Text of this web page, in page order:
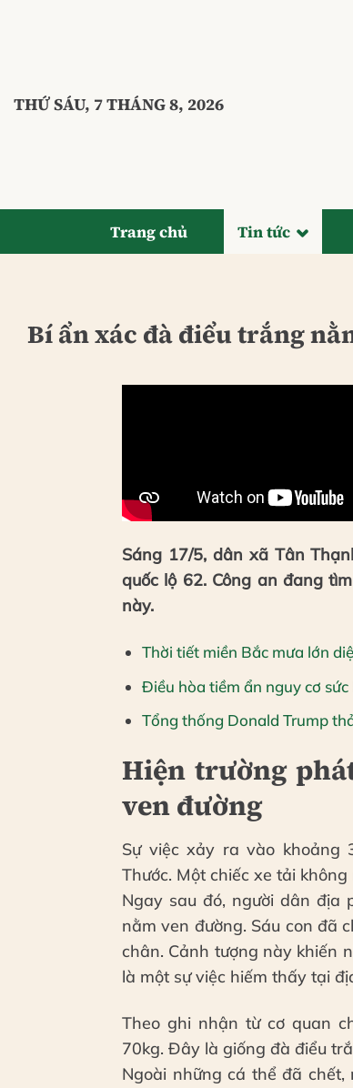
THỨ SÁU, 7 THÁNG 8, 2026
Trang chủ Tin tức
Bí ẩn xác đà điểu trắng
Sáng 17/5, dân xã Tân
quốc lộ 62. Công an đang
này.
Thời tiết miền Bắc mưa lớn
Điều hòa tiềm ẩn nguy cơ
Tổng thống Donald Trump
Hiện trường
ven đường
Sự việc xảy ra vào khoảng
Thước. Một chiếc xe tải
Ngay sau đó, người dân địa
nằm ven đường. Sáu con đã
chân. Cảnh tượng này khiến
là một sự việc hiếm thấy tại
Theo ghi nhận từ cơ quan
70kg. Đây là giống đà điểu
Ngoài những cá thể đã chết,